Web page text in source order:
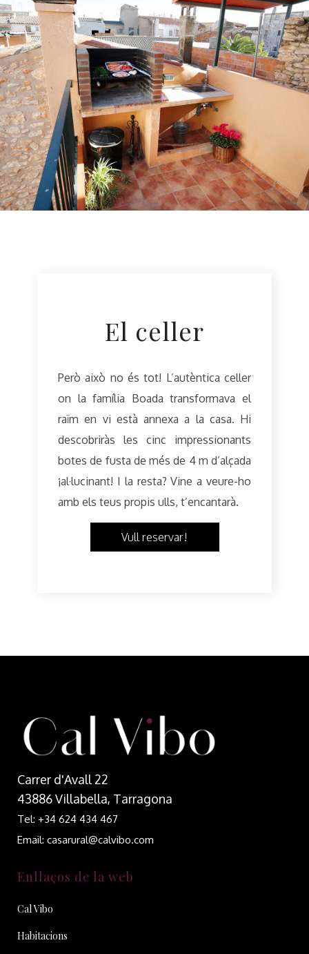
El celler
Però això no és tot! L’autèntica celler
on la família Boada transformava el
raïm en vi està annexa a la casa. Hi
descobriràs les cinc impressionants
botes de fusta de més de 4 m d’alçada
¡al·lucinant! I la resta? Vine a veure-ho
amb els teus propis ulls, t’encantarà.
Vull reservar!
Carrer d'Avall 22
43886 Villabella, Tarragona
Tel: +34 624 434 467
Email: casarural@calvibo.com
Enllaços de la web
Cal Vibo
Habitacions